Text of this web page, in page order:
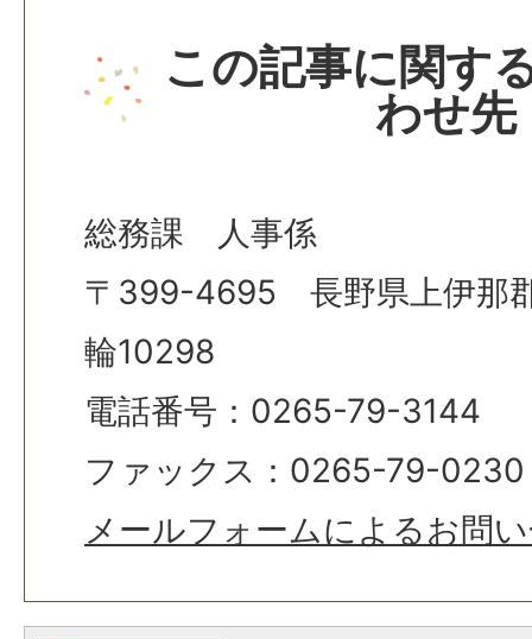
この記事に関す
わせ先
総務課 人事係
〒399-4695 長野県上伊那
輪10298
電話番号：0265-79-3144
ファックス：0265-79-0230
メールフォームによるお問